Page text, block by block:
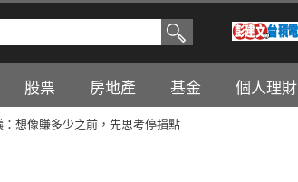
股票 房地產 基金 個人理財
想像賺多少之前，先思考停損點